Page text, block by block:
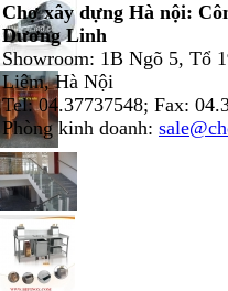
Chợ xây dựng Hà nội:
Dương Linh
Showroom: 1B Ngõ 5, Tổ
Liêm, Hà Nội
Tel: 04.37737548; Fax:
Phòng kinh doanh: